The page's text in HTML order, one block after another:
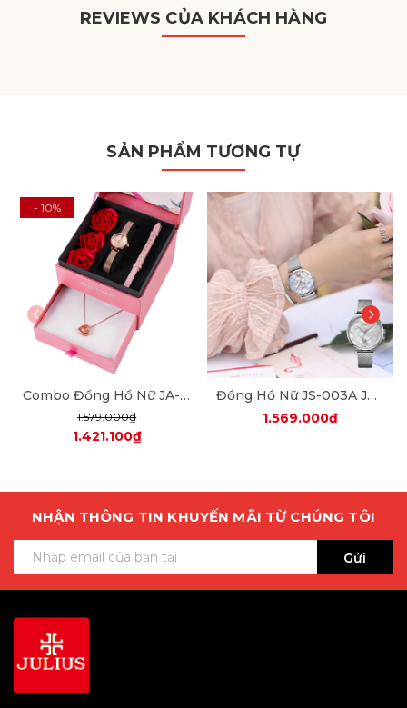
REVIEWS CỦA KHÁCH HÀNG
SẢN PHẨM TƯƠNG TỰ
- 10%
Combo Đồng Hồ Nữ JA-979 Julius + Dây Mesh + Nữ Trang ES482
1.579.000₫
1.421.100₫
Đồng Hồ Nữ JS-003A Julius Star Hàn Quốc Mặt Xà Cừ (Bạc Trắng)
1.569.000₫
NHẬN THÔNG TIN KHUYẾN MÃI TỪ CHÚNG TÔI
Gửi